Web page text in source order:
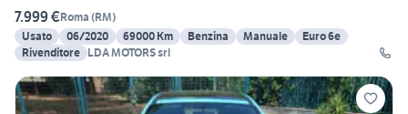
7.999 €Roma (RM)
Usato
06/2020 69000 Km Benzina Manuale
Euro 6e
Rivenditore LDA MOTORS srl